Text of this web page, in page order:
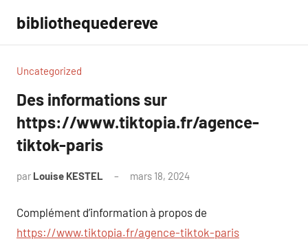
contenu
bibliothequedereve
Uncategorized
Des informations sur
https://www.tiktopia.fr/agence-
tiktok-paris
par Louise KESTEL mars 18, 2024
Complément d’information à propos de
https://www.tiktopia.fr/agence-tiktok-paris